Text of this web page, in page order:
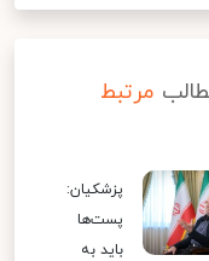
مرتبط
پزشکیان:
پست‌ها
باید به